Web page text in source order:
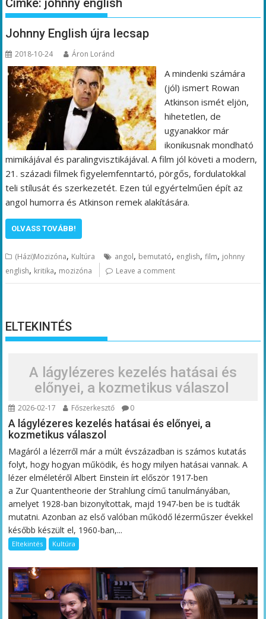
Címke: johnny english
Johnny English újra lecsap
2018-10-24 Áron Loránd
A mindenki számára
(jól) ismert Rowan
Atkinson ismét eljön,
hihetetlen, de
ugyanakkor már
ikonikusnak mondható
mimikájával és paralingvisztikájával. A film jól követi a modern,
21. századi filmek figyelemfenntartó, pörgős, fordulatokkal
teli stílusát és szerkezetét. Ezen túl egyértelműen épít az
angol humorra és Atkinson remek alakítására.
OLVASS TOVÁBB!
(Házi)Mozizóna, Kultúra angol, bemutató, english,film, johnny
english, kritika, mozizóna Leave a comment
ELTEKINTÉS
A lágylézeres kezelés hatásai és
előnyei, a kozmetikus válaszol
2026-02-17 Főszerkesztő 0
A lágylézeres kezelés hatásai és előnyei, a
kozmetikus válaszol
Magáról a lézerről már a múlt évszázadban is számos kutatás
folyt, hogy hogyan működik, és hogy milyen hatásai vannak. A
lézer elméletéről Albert Einstein írt először 1917-ben
a Zur Quantentheorie der Strahlung című tanulmányában,
amelyet 1928-ban bizonyítottak, majd 1947-ben be is tudták
mutatni. Azonban az első valóban működő lézerműszer évekkel
később készült el, 1960-ban,...
Eltekintés Kultúra